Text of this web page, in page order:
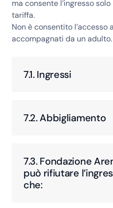
ma consente l’ingresso
tariffa.
Non è consentito l’accesso
accompagnati da un adulto.
7.1. Ingressi
7.2. Abbigliamento
7.3. Fondazione
può rifiutare
che: